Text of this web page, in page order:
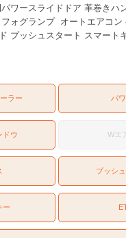
ワースライドドア 革巻きハ
フォグランプ オートエアコン
プッシュスタート スマート
ラー パ
ドウ Wエ
プッシ
ー